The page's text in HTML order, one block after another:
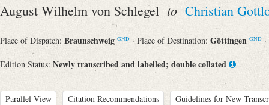
August Wilhelm von Schlegel to Christian
Place of Dispatch: Braunschweig GND · Place of Destination:Göttingen GND
Edition Status: Newly transcribed and labelled; double collated
Parallel View Citation Recommendations Guidelines for New